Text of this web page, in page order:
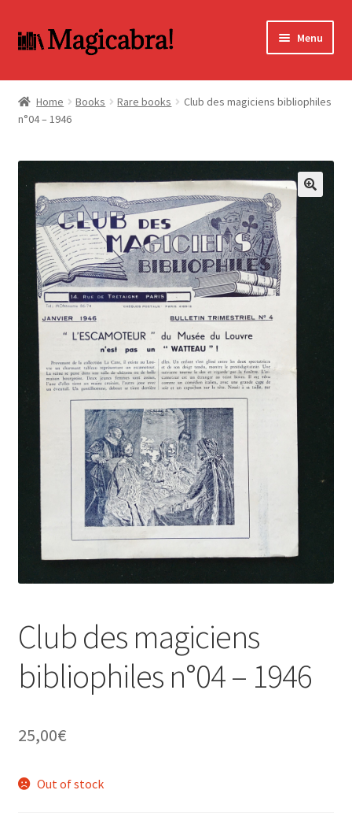
Skip
to
Skip
to
Menu
BOOKS
child
DVD
MY ACCOUNT
FAQ
Home Books Rare books
Club des magiciens bibliophiles
n°04 – 1946
Club des magiciens
bibliophiles n°04 – 1946
25,00€
Out of stock